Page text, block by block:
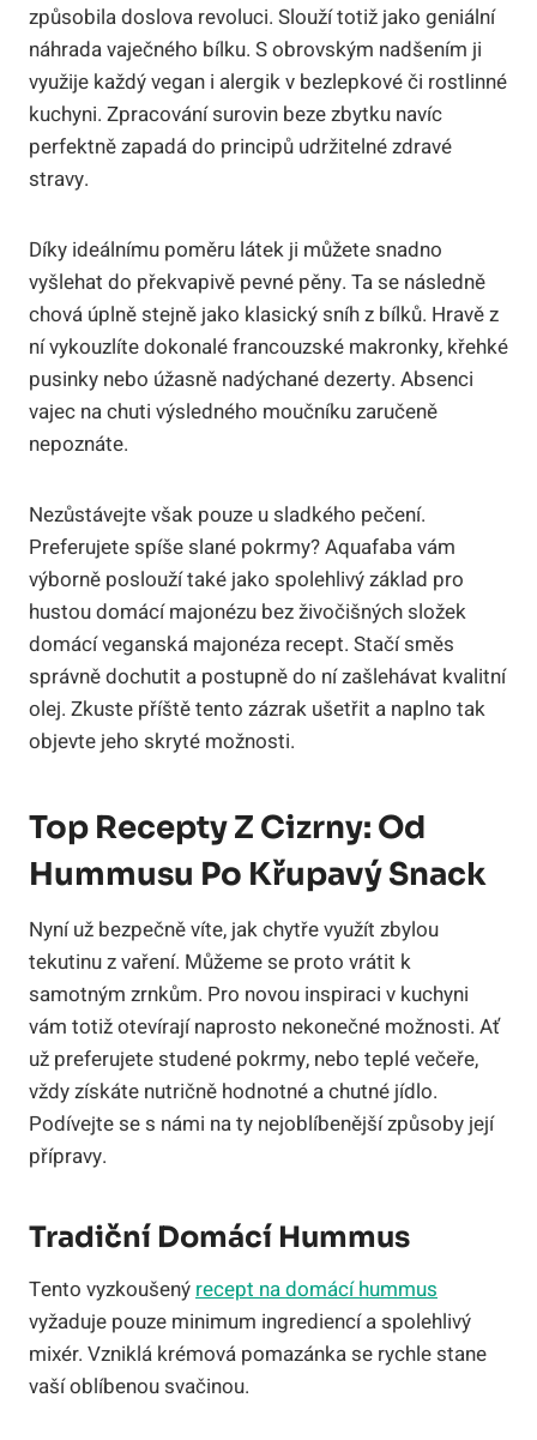
způsobila doslova revoluci. Slouží totiž jako geniální
náhrada vaječného bílku. S obrovským nadšením ji
využije každý vegan i alergik v bezlepkové či rostlinné
kuchyni. Zpracování surovin beze zbytku navíc
perfektně zapadá do principů udržitelné zdravé
stravy.
Díky ideálnímu poměru látek ji můžete snadno
vyšlehat do překvapivě pevné pěny. Ta se následně
chová úplně stejně jako klasický sníh z bílků. Hravě z
ní vykouzlíte dokonalé francouzské makronky, křehké
pusinky nebo úžasně nadýchané dezerty. Absenci
vajec na chuti výsledného moučníku zaručeně
nepoznáte.
Nezůstávejte však pouze u sladkého pečení.
Preferujete spíše slané pokrmy? Aquafaba vám
výborně poslouží také jako spolehlivý základ pro
hustou domácí majonézu bez živočišných složek
domácí veganská majonéza recept. Stačí směs
správně dochutit a postupně do ní zašlehávat kvalitní
olej. Zkuste příště tento zázrak ušetřit a naplno tak
objevte jeho skryté možnosti.
Top Recepty Z Cizrny: Od
Hummusu Po Křupavý Snack
Nyní už bezpečně víte, jak chytře využít zbylou
tekutinu z vaření. Můžeme se proto vrátit k
samotným zrnkům. Pro novou inspiraci v kuchyni
vám totiž otevírají naprosto nekonečné možnosti. Ať
už preferujete studené pokrmy, nebo teplé večeře,
vždy získáte nutričně hodnotné a chutné jídlo.
Podívejte se s námi na ty nejoblíbenější způsoby její
přípravy.
Tradiční Domácí Hummus
Tento vyzkoušený recept na domácí hummus
vyžaduje pouze minimum ingrediencí a spolehlivý
mixér. Vzniklá krémová pomazánka se rychle stane
vaší oblíbenou svačinou.